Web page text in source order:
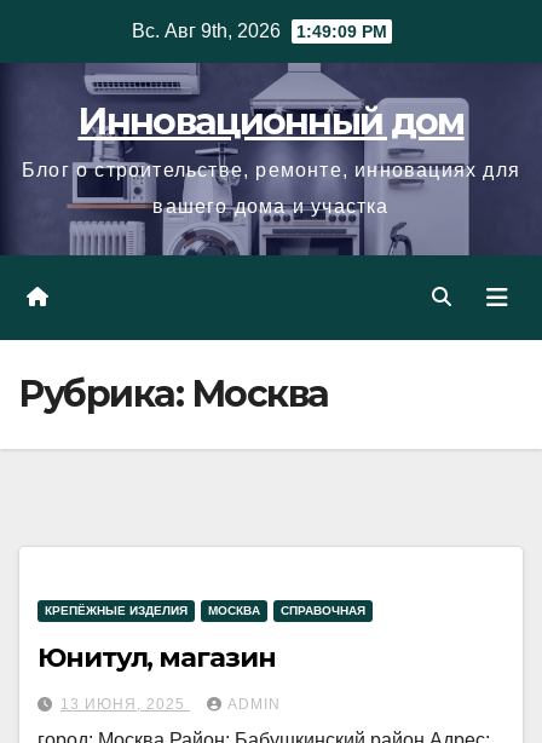
Вс. Авг 9th, 2026 1:49:10 PM
Инновационный дом
Блог о строительстве, ремонте, инновациях для
вашего дома и участка
Рубрика: Москва
КРЕПЁЖНЫЕ ИЗДЕЛИЯ МОСКВА СПРАВОЧНАЯ
Юнитул, магазин
13 ИЮНЯ, 2025 ADMIN